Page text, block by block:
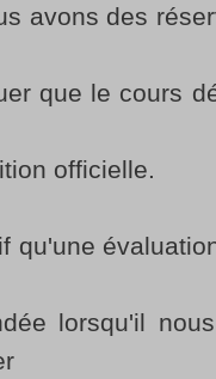
avons des
que le cours
officielle.
qu'une
lorsqu'il